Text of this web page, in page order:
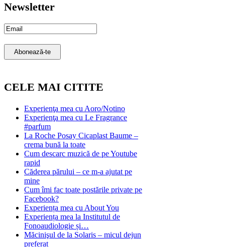
Newsletter
Email Subscription
Abonează-te
CELE MAI CITITE
Experienţa mea cu Aoro/Notino
Experienţa mea cu Le Fragrance
#parfum
La Roche Posay Cicaplast Baume –
crema bună la toate
Cum descarc muzică de pe Youtube
rapid
Căderea părului – ce m-a ajutat pe
mine
Cum îmi fac toate postările private pe
Facebook?
Experiența mea cu About You
Experiența mea la Institutul de
Fonoaudiologie și…
Măcinişul de la Solaris – micul dejun
preferat